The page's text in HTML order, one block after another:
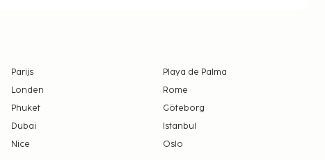
Parijs
Playa de Palma
Londen
Rome
Phuket
Göteborg
Dubai
Istanbul
Nice Oslo